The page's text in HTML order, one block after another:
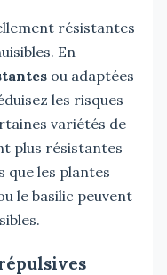
résistantes
En
ou adaptées
les risques
variétés de
plus résistantes
que les plantes
le basilic peuvent